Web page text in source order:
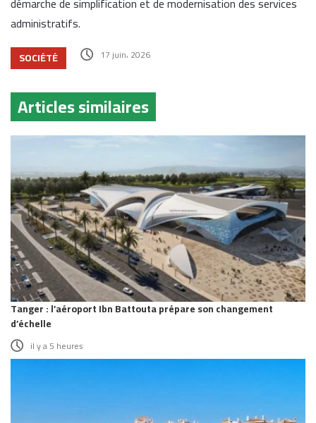
administratifs.
SOCIÉTÉ 17 juin، 2026
Articles similaires
Tanger : l’aéroport Ibn Battouta prépare son changement
d’échelle
il y a 5 heures